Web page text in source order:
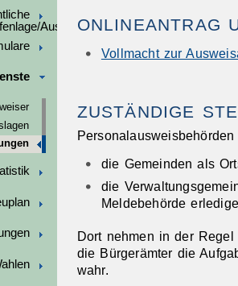
Ausschreibungen
ONLINEANTRAG
Vollmacht zur
ZUSTÄNDIGE
die Gemeinden als
die
Meldebehörde
Dort nehmen in der
die Bürgerämter die
wahr.